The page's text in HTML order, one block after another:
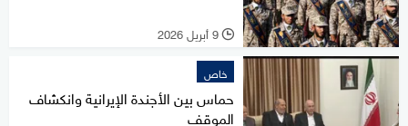
l 9 أبريل 2026
خاص
حماس بين الأجندة الإيرانية وانكشاف
الموقف